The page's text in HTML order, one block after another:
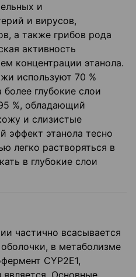
и
и вирусов,
а также грибов рода
активность
концентрации этанола.
используют 70 %
глубокие слои
%, обладающий
и слизистые
эффект этанола тесно
легко растворяться в
в глубокие слои
частично всасывается
в метаболизме
CYP2E1,